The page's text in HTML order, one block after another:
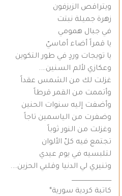
ويتراقص الزيزفون
زهرة جميلة نبتت
في جبال همومي
يا قمراً أضاء أماسيّ
يا تويجات وردٍ في طور التكوين
وعكازي لألم السنين….
غزلت لك من الشمس عقداً
وأتممت من القمر قرطاً
وأضفت إليه سنوات الحنين
وضفرت من الياسمين تاجاً
وغزلت من النور ثوباً
تجتمع فيه كلّ الألوان
لتلبسيه في يوم عيدي
وتنيري لي الدنيا وقلبي الحزين….
_____________
كاتبة كردية سورية*